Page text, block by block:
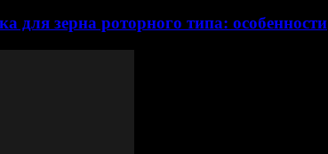
для зерна роторного типа: особенности